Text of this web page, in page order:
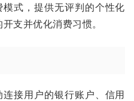
式，提供无评判的个性化
支并优化消费习惯。
接用户的银行账户、信用